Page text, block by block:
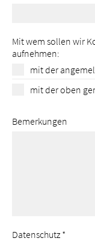
Mit wem sollen wir
aufnehmen:
mit der
mit der oben
Bemerkungen
Datenschutz *